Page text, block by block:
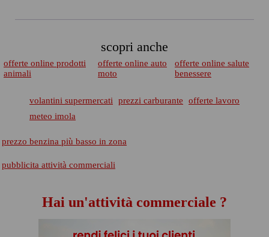
scopri anche
offerte online prodotti
animali
offerte online auto
moto
offerte online salute
benessere
volantini supermercati prezzi carburante
offerte lavoro
meteo imola
prezzo benzina più basso in zona
pubblicita attività commerciali
Hai un'attività commerciale ?